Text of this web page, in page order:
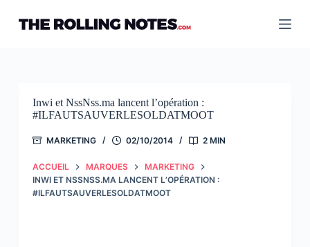
contenu
Inwi et NssNss.ma lancent l’opération :
#ILFAUTSAUVERLESOLDATMOOT
MARKETING 02/10/2014 2 MIN
ACCUEIL MARQUES
MARKETING
INWI ET NSSNSS.MA LANCENT L’OPÉRATION :
#ILFAUTSAUVERLESOLDATMOOT